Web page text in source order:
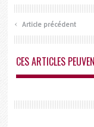
‹ Article précédent
CES ARTICLES